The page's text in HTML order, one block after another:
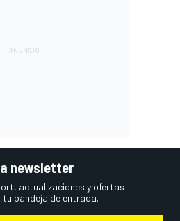
newsletter
actualizaciones y ofertas
bandeja de entrada.